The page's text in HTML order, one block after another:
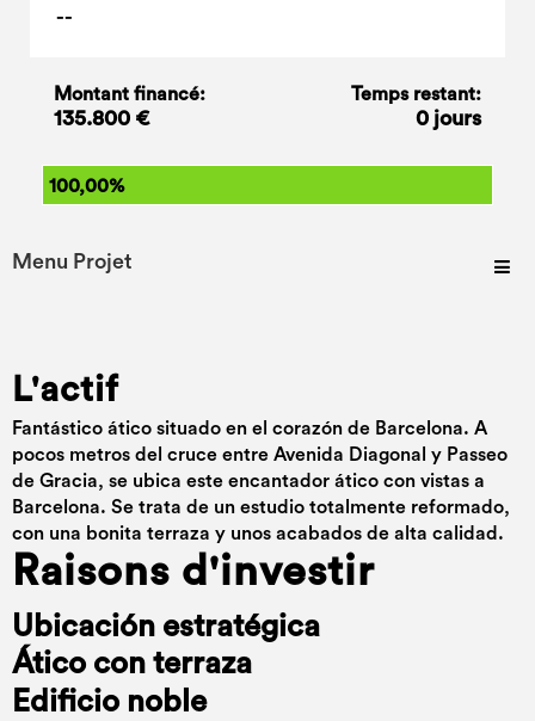
Montant financé:
135.800 €
Temps restant:
0 jours
100,00%
Menu Projet
L'actif
Fantástico ático situado en el corazón de Barcelona. A
pocos metros del cruce entre Avenida Diagonal y Passeo
de Gracia, se ubica este encantador ático con vistas a
Barcelona. Se trata de un estudio totalmente reformado,
con una bonita terraza y unos acabados de alta calidad.
Raisons d'investir
Ubicación estratégica
Ático con terraza
Edificio noble